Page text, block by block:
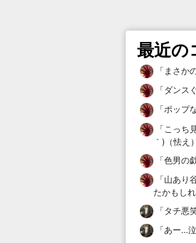
最近の
「 まさか
「ダンス
「ポップ
「 こっち
｀)（怯え
「色男の
「山あり
たかもし
「タチ悪
「あー…泣